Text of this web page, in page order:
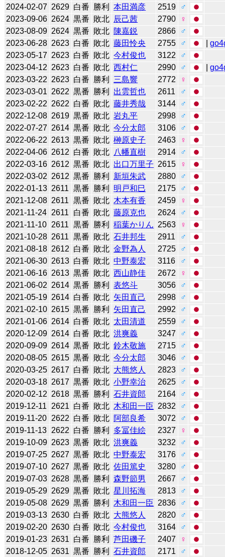
2024-02-07 2629 白番 勝利 本田満彦 2519
♂
2023-09-06 2624 黒番 敗北 辰己茜 2790
♀
2023-08-09 2624 黒番 敗北 陳嘉鋭 2866
♂
2023-06-28 2623 白番 敗北 藤田怜央 2755 ♂ |
2023-05-17 2623 白番 敗北 今村俊也 3122
♂
2023-04-12 2623 白番 敗北 西村仁 2990 ♂ |
2023-03-22 2623 白番 勝利 三島響 2772
♀
2023-03-01 2622 黒番 勝利 出雲哲也 2611
♂
2023-02-22 2622 白番 敗北 藤井秀哉 3144
♂
2022-12-08 2619 黒番 敗北 岩丸平 2998
♂
2022-07-27 2614 黒番 敗北 今分太郎 3106
♂
2022-06-22 2613 黒番 敗北 榊原史子 2463
♀
2022-04-06 2612 白番 敗北 八幡直樹 2914
♂
2022-03-16 2612 黒番 敗北 出口万里子 2615
♀
2022-03-02 2612 黒番 勝利 新垣朱武 2880
♂
2022-01-13 2611 黒番 勝利 明戸和巳 2175
♂
2021-12-08 2611 黒番 敗北 木本有香 2459
♀
2021-11-24 2611 白番 敗北 藤原克也 2624
♂
2021-11-10 2611 黒番 勝利 稲葉かりん 2563
♀
2021-10-28 2611 黒番 敗北 石井邦生 2911
♂
2021-08-18 2612 白番 敗北 金野為人 2725
♂
2021-06-30 2613 白番 敗北 中野泰宏 3116
♂
2021-06-16 2613 黒番 敗北 西山静佳 2672
♀
2021-06-02 2614 黒番 勝利 表悠斗 3056
♂
2021-05-19 2614 白番 敗北 矢田直己 2998
♂
2021-02-10 2615 黒番 勝利 矢田直己 2992
♂
2021-01-06 2614 白番 敗北 太田清道 2559
♂
2020-12-09 2614 白番 敗北 洪爽義 3247
♂
2020-09-09 2614 黒番 敗北 鈴木敬施 2715
♂
2020-08-05 2615 黒番 敗北 今分太郎 3046
♂
2020-03-25 2617 白番 敗北 大熊悠人 2823
♂
2020-03-18 2617 黒番 敗北 小野幸治 2625
♂
2020-02-12 2618 黒番 勝利 石井資郎 2164
♂
2019-12-11
2621 白番 敗北 木和田一臣 2832
♂
2019-11-20 2622 白番 敗北 阿部良希 3072
♂
2019-11-13 2622 白番 勝利 多冨佳絵 2327
♀
2019-10-09 2623 黒番 敗北 洪爽義 3232
♂
2019-07-25 2627 黒番 敗北 中野泰宏 3176
♂
2019-07-10 2627 黒番 敗北 佐田篤史 3280
♂
2019-07-03 2628 黒番 勝利 森野節男 2667
♂
2019-05-29 2629 黒番 敗北 星川拓海 2813
♂
2019-05-08 2629 黒番 勝利 木和田一臣 2836
♂
2019-03-13 2630 白番 敗北 大熊悠人 2820
♂
2019-02-20 2630 白番 敗北 今村俊也 3164
♂
2019-01-23 2631 白番 勝利 芦田磯子 2407
♀
2018-12-05 2631 黒番 勝利 石井資郎 2171
♂